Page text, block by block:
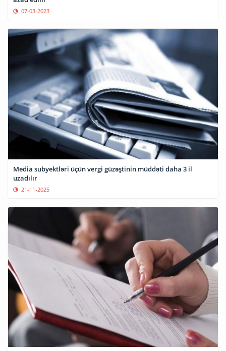
07-03-2023
Media subyektləri üçün vergi güzəştinin müddəti daha 3 il
uzadılır
21-11-2025